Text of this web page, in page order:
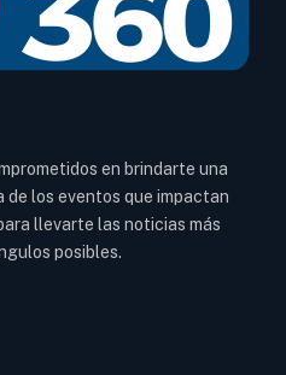
en brindarte una
los eventos que impactan
llevarte las noticias más
posibles.